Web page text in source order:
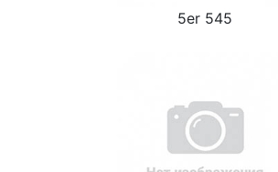
5er 545